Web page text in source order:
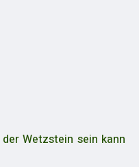
Wetzstein sein kann